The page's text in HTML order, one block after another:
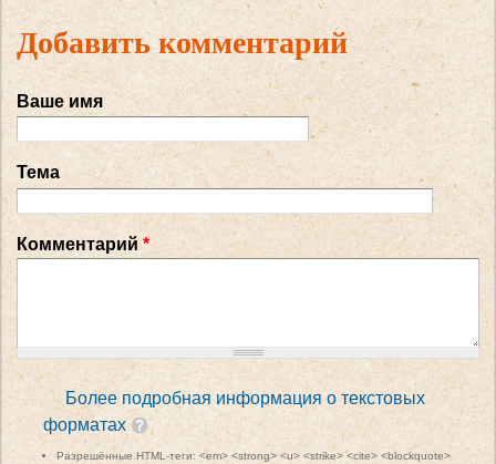
Добавить комментарий
Ваше имя
Тема
Комментарий *
Более подробная информация о текстовых
форматах
Разрешённые HTML-теги: <em> <strong> <u> <strike> <cite> <blockquote>